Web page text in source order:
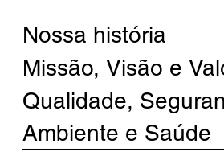
Nossa história
Missão, Visão e
Qualidade,
Ambiente e Saúde